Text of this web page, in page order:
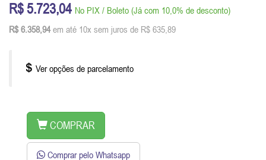
R$ 5.723,04 No PIX / Boleto (Já com 10,0% de desconto)
R$ 6.358,94 em até 10x sem juros de R$ 635,89
Ver opções de parcelamento
COMPRAR
Comprar pelo Whatsapp